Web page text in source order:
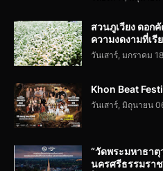
สวนภูเวียง ดอก
ความงดงามที่เ
วันเสาร์, มกราคม
Khon Beat
วันเสาร์, มิถุนายน
“วัดพระมหาธาตุ
นครศรีธรรมรา